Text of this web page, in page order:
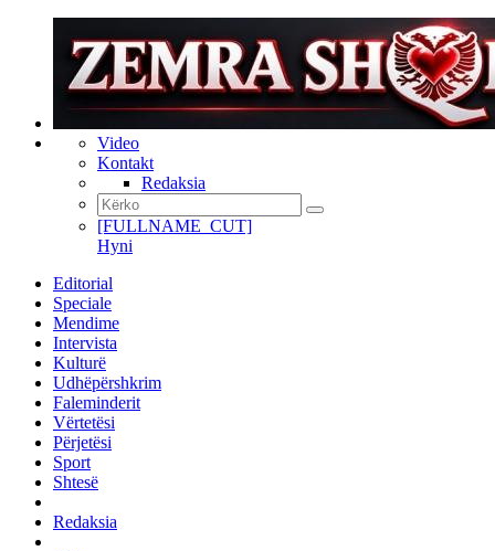
Video
Kontakt
Redaksia
[FULLNAME_CUT]
Hyni
Editorial
Speciale
Mendime
Intervista
Kulturë
Udhëpërshkrim
Faleminderit
Vërtetësi
Përjetësi
Sport
Shtesë
Redaksia